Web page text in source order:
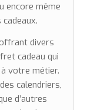
encore même
divers
cadeau qui
votre métier.
calendriers,
d’autres